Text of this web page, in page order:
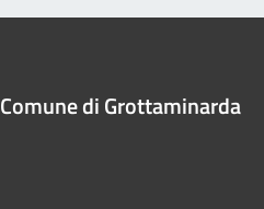
Comune di Grottaminarda